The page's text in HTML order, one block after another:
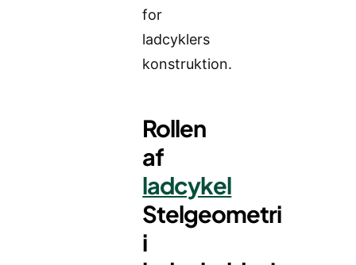
for
ladcyklers
konstruktion.
Rollen
af
ladcykel
Stelgeometri
i